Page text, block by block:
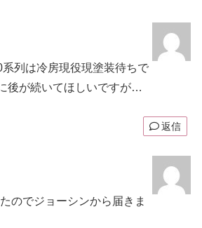
列は冷房現役現塗装待ちで
後が続いてほしいですが…
返信
のでジョーシンから届きま